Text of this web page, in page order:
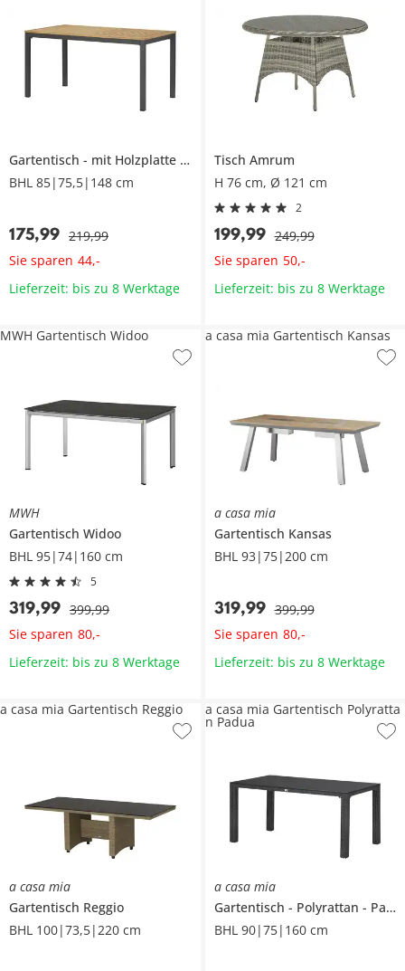
Gartentisch mit Holzplatte
Livorno
BHL 85|75,5|148 cm
175,99 219,99
Sie sparen 44,-
Lieferzeit: bis zu 8 Werktage
Tisch Amrum
H 76 cm, Ø 121 cm
2
199,99 249,99
Sie sparen 50,-
Lieferzeit: bis zu 8 Werktage
MWH
Gartentisch Widoo
BHL 95|74|160 cm
5
319,99 399,99
Sie sparen 80,-
MWH Gartentisch Widoo
Lieferzeit: bis zu 8 Werktage
a casa mia
Gartentisch Kansas
BHL 93|75|200 cm
319,99 399,99
Sie sparen 80,-
a casa mia Gartentisch Kansas
Lieferzeit: bis zu 8 Werktage
a casa mia
Gartentisch Reggio
BHL 100|73,5|220 cm
a casa mia Gartentisch Reggio
a casa mia
Gartentisch
Polyrattan
Padua
BHL 90|75|160 cm
a casa mia Gartentisch Polyratta
n Padua